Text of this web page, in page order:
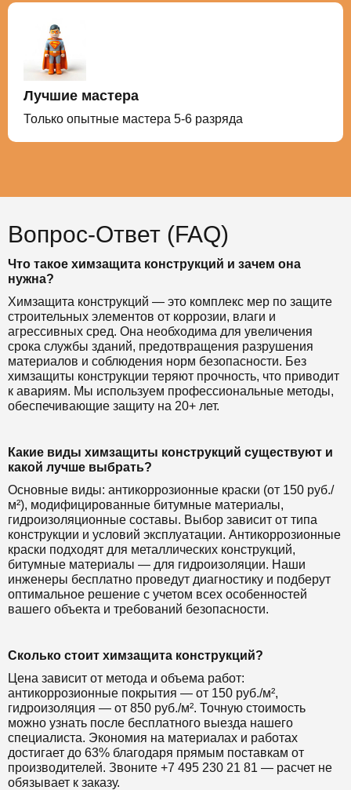
Лучшие мастера
Только опытные мастера 5-6 разряда
Вопрос-Ответ (FAQ)
Что такое химзащита конструкций и зачем она
нужна?
Химзащита конструкций — это комплекс мер по защите
строительных элементов от коррозии, влаги и
агрессивных сред. Она необходима для увеличения
срока службы зданий, предотвращения разрушения
материалов и соблюдения норм безопасности. Без
химзащиты конструкции теряют прочность, что приводит
к авариям. Мы используем профессиональные методы,
обеспечивающие защиту на 20+ лет.
Какие виды химзащиты конструкций существуют и
какой лучше выбрать?
Основные виды: антикоррозионные краски (от 150 руб./
м²), модифицированные битумные материалы,
гидроизоляционные составы. Выбор зависит от типа
конструкции и условий эксплуатации. Антикоррозионные
краски подходят для металлических конструкций,
битумные материалы — для гидроизоляции. Наши
инженеры бесплатно проведут диагностику и подберут
оптимальное решение с учетом всех особенностей
вашего объекта и требований безопасности.
Сколько стоит химзащита конструкций?
Цена зависит от метода и объема работ:
антикоррозионные покрытия — от 150 руб./м²,
гидроизоляция — от 850 руб./м². Точную стоимость
можно узнать после бесплатного выезда нашего
специалиста. Экономия на материалах и работах
достигает до 63% благодаря прямым поставкам от
производителей. Звоните +7 495 230 21 81 — расчет не
обязывает к заказу.